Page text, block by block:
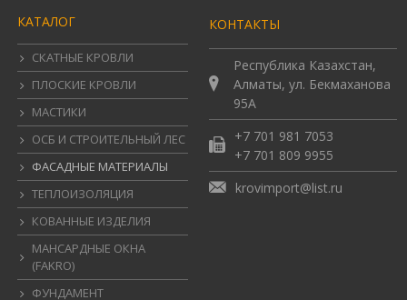
КАТАЛОГ
СКАТНЫЕ КРОВЛИ
ПЛОСКИЕ КРОВЛИ
МАСТИКИ
ОСБ И СТРОИТЕЛЬНЫЙ ЛЕС
ФАСАДНЫЕ МАТЕРИАЛЫ
ТЕПЛОИЗОЛЯЦИЯ
КОВАННЫЕ ИЗДЕЛИЯ
МАНСАРДНЫЕ ОКНА
(FAKRO)
ФУНДАМЕНТ
КОНТАКТЫ
Республика Казахстан,
Алматы, ул. Бекмаханова
95А
+7 701 981 7053
+7 701 809 9955
krovimport@list.ru